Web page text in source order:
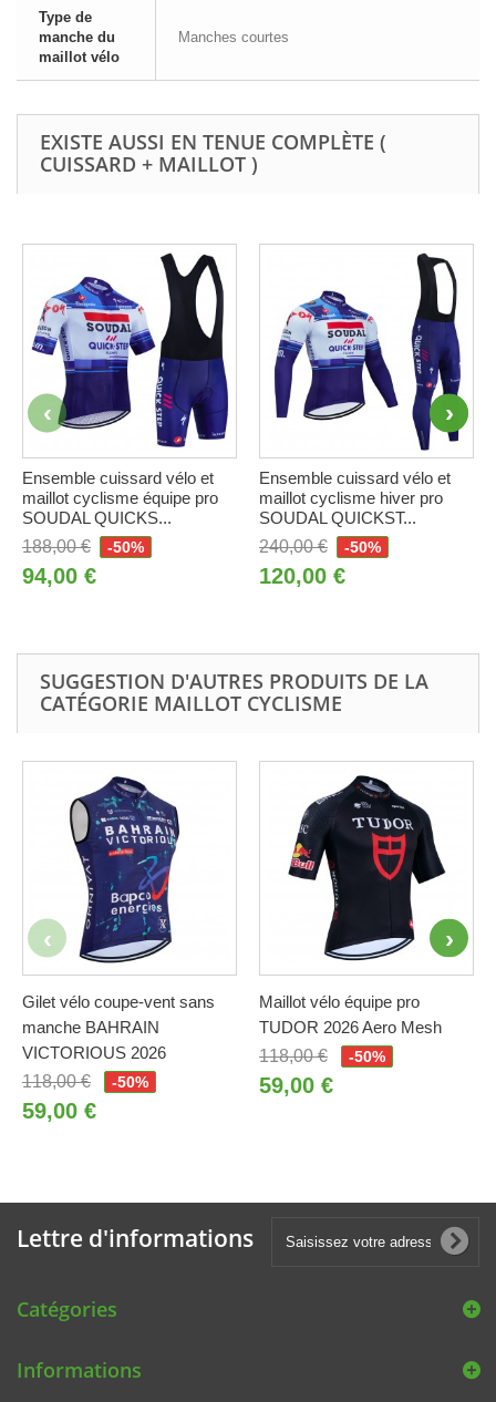
Type de
manche du
maillot vélo
Manches courtes
EXISTE AUSSI EN TENUE COMPLÈTE (
CUISSARD + MAILLOT )
Ensemble cuissard vélo et
maillot cyclisme équipe pro
SOUDAL QUICKS...
188,00 €
-50%
94,00 €
Ensemble cuissard vélo et
maillot cyclisme hiver pro
SOUDAL QUICKST...
240,00 €
-50%
120,00 €
SUGGESTION D'AUTRES PRODUITS DE LA
CATÉGORIE MAILLOT CYCLISME
Gilet vélo coupe-vent sans
manche BAHRAIN
VICTORIOUS 2026
118,00 €
-50%
59,00 €
Maillot vélo équipe pro
TUDOR 2026 Aero Mesh
118,00 €
-50%
59,00 €
Lettre d'informations
Catégories
Informations